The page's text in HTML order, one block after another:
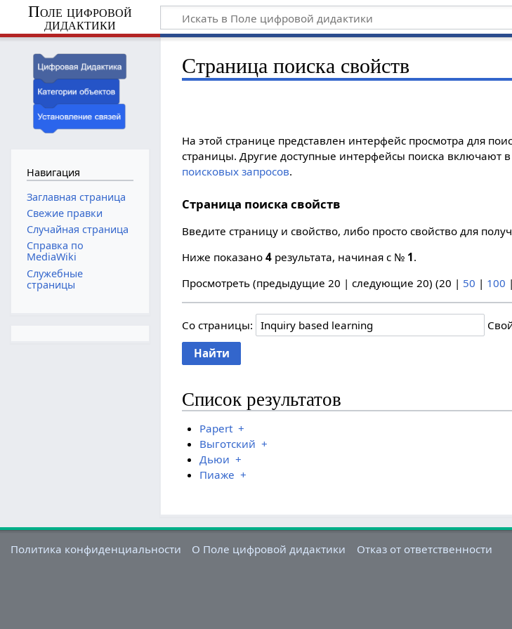
Поле цифровой
дидактики
Страница поиска свойств
На этой странице представлен интерфейс просмотра для
страницы. Другие доступные интерфейсы поиска включают в
поисковых запросов.
Страница поиска свойств
Введите страницу и свойство, либо просто свойство для
Ниже показано4 результата, начиная с № 1.
Просмотреть (предыдущие 20 |следующие 20) (20 | 50 | 100
Со страницы:
Список результатов
Papert +
Выготский +
Дьюи +
Пиаже +
Навигация
Заглавная страница
Свежие правки
Случайная страница
Справка по
MediaWiki
Служебные
страницы
Политика конфиденциальности О Поле цифровой дидактики Отказ от ответственности